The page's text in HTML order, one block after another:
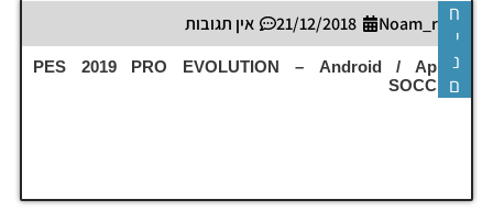
Noam_r
21/12/2018 אין תגובות
Android / Apple‏ – PES 2019 PRO EVOLUTION
SOCCER
ח
י
נ
ם